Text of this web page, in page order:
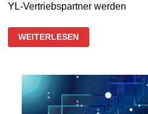
YL-Vertriebspartner werden
WARUM
YOUNG
WEITERLESEN